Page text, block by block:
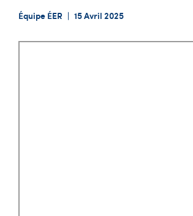
Équipe ÉER | 15 Avril 2025